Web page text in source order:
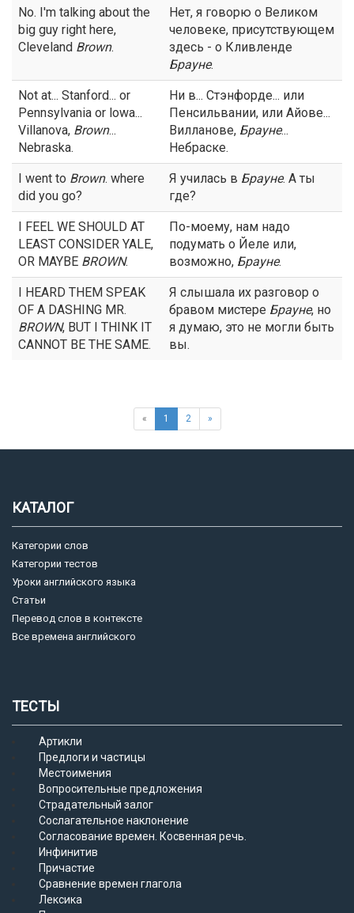
No. I'm talking about the
big guy right here,
Cleveland Brown.
Нет, я говорю о Великом
человеке, присутствующем
здесь - о Кливленде
Брауне.
Not at... Stanford... or
Pennsylvania or lowa...
Villanova, Brown...
Nebraska.
Ни в... Стэнфорде... или
Пенсильвании, или Айове...
Вилланове, Брауне...
Небраске.
I went to Brown. where
did you go?
Я училась в Брауне. А ты
где?
I FEEL WE SHOULD AT
LEAST CONSIDER YALE,
OR MAYBE BROWN.
По-моему, нам надо
подумать о Йеле или,
возможно, Брауне.
I HEARD THEM SPEAK
OF A DASHING MR.
BROWN, BUT I THINK IT
CANNOT BE THE SAME.
Я слышала их разговор о
бравом мистере Брауне, но
я думаю, это не могли быть
вы.
« 1 2 »
КАТАЛОГ
Категории слов
Категории тестов
Уроки английского языка
Статьи
Перевод слов в контексте
Все времена английского
ТЕСТЫ
Артикли
Предлоги и частицы
Местоимения
Вопросительные предложения
Страдательный залог
Сослагательное наклонение
Согласование времен. Косвенная речь.
Инфинитив
Причастие
Сравнение времен глагола
Лексика